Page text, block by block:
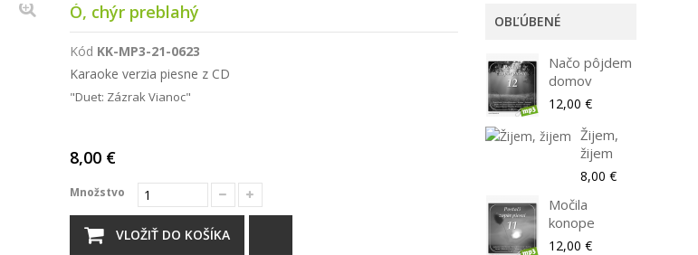
Ó, chýr preblahý
Kód KK-MP3-21-0623
Karaoke verzia piesne z CD
"Duet: Zázrak Vianoc"
8,00 €
Množstvo
VLOŽIŤ DO KOŠÍKA
OBĽÚBENÉ
Načo pôjdem
domov
12,00 €
Žijem,
žijem
8,00 €
Močila
konope
12,00 €